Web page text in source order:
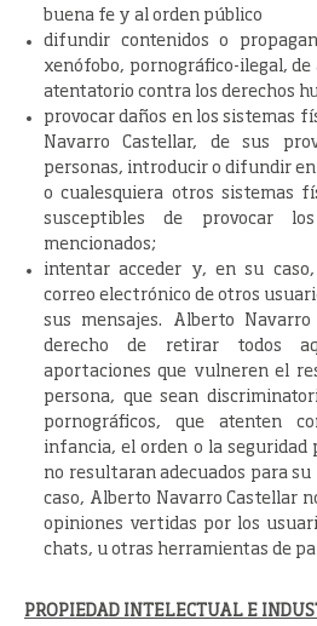
buena fe y al orden público
difundir contenidos o
xenófobo, pornográfico-ilegal,
atentatorio contra los derechos
provocar daños en los sistemas
Navarro Castellar, de sus
personas, introducir o difundir
o cualesquiera otros sistemas
susceptibles de provocar
mencionados;
intentar acceder y, en su
correo electrónico de otros
sus mensajes. Alberto
derecho de retirar todos
aportaciones que vulneren el
persona, que sean
pornográficos, que atenten
infancia, el orden o la seguridad
no resultaran adecuados para
caso, Alberto Navarro Castellar
opiniones vertidas por los
chats, u otras herramientas de
PROPIEDAD INTELECTUAL E